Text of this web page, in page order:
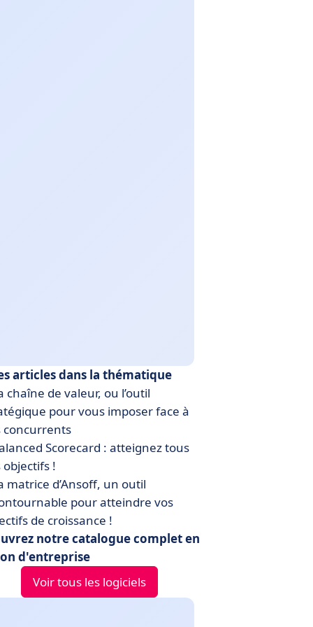
articles dans la thématique
chaîne de valeur, ou l’outil
pour vous imposer face à
concurrents
Scorecard : atteignez tous
objectifs !
matrice d’Ansoff, un outil
pour atteindre vos
de croissance !
notre catalogue complet en
d'entreprise
Voir tous les logiciels